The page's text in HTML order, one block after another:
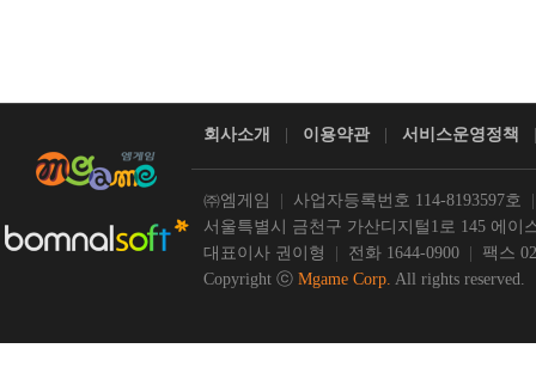
회사소개 이용약관 서비스운영정책
㈜엠게임 사업자등록번호 114-8193597호
서울특별시 금천구 가산디지털1로 145 에이
대표이사 권이형
전화 1644-0900
팩스
Copyright ⓒ Mgame Corp. All rights reserved.